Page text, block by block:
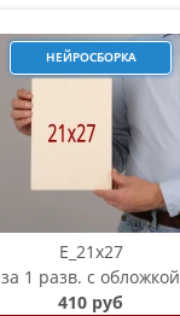
НЕЙРОСБОРКА
E_21х27
за 1 разв. с обложкой
410 руб